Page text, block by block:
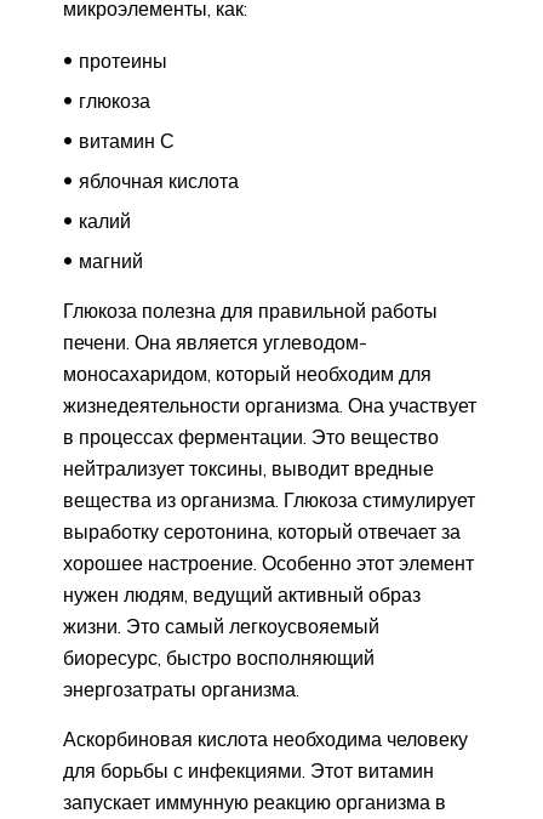
микроэлементы, как:
протеины
глюкоза
витамин С
яблочная кислота
калий
магний
Глюкоза полезна для правильной работы
печени. Она является углеводом-
моносахаридом, который необходим для
жизнедеятельности организма. Она участвует
в процессах ферментации. Это вещество
нейтрализует токсины, выводит вредные
вещества из организма. Глюкоза стимулирует
выработку серотонина, который отвечает за
хорошее настроение. Особенно этот элемент
нужен людям, ведущий активный образ
жизни. Это самый легкоусвояемый
биоресурс, быстро восполняющий
энергозатраты организма.
Аскорбиновая кислота необходима человеку
для борьбы с инфекциями. Этот витамин
запускает иммунную реакцию организма в